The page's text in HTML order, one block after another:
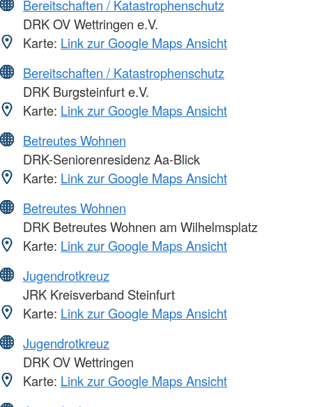
Bereitschaften / Katastrophenschutz
DRK OV Wettringen e.V.
Karte: Link zur Google Maps Ansicht
Bereitschaften / Katastrophenschutz
DRK Burgsteinfurt e.V.
Karte: Link zur Google Maps Ansicht
Betreutes Wohnen
DRK-Seniorenresidenz Aa-Blick
Karte: Link zur Google Maps Ansicht
Betreutes Wohnen
DRK Betreutes Wohnen am Wilhelmsplatz
Karte: Link zur Google Maps Ansicht
Jugendrotkreuz
JRK Kreisverband Steinfurt
Karte: Link zur Google Maps Ansicht
Jugendrotkreuz
DRK OV Wettringen
Karte: Link zur Google Maps Ansicht